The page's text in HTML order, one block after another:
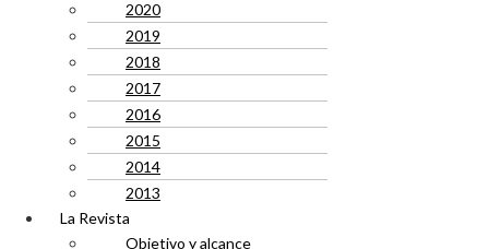
2020
2019
2018
2017
2016
2015
2014
2013
La Revista
Objetivo y alcance